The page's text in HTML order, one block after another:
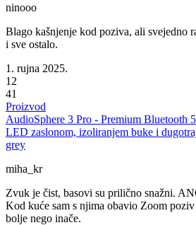
ninooo
Blago kašnjenje kod poziva, ali svejedno
i sve ostalo.
1. rujna 2025.
12
41
Proizvod
AudioSphere 3 Pro - Premium Bluetooth
LED zaslonom, izoliranjem buke i
grey
miha_kr
Zvuk je čist, basovi su prilično snažni.
Kod kuće sam s njima obavio Zoom
bolje nego inače.